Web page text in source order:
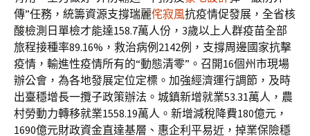
傳”任務，統籌資源支撐瑞麗侘寂風抗疫情促發展，全省核
酸檢測日單檢才能達158.7萬人份，3歲以上人群疫苗全部
旅程接種率89.16%，救治病例2142例，支撐周邊國家抗擊
疫情，輸進性疫情所有的“動態清零”。召開16個州市現場
辦公會，為各地發展定位定標。加強經濟運行調節，及時
出臺穩增長一攬子政策辦法。城鎮新增就業53.31萬人，農
村勞動力轉移就業1558.19萬人。新增減稅降費180億元，
1690億元財政資金直達基層、惠企利平易近，掉業保險穩